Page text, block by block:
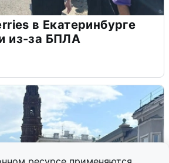
в Екатеринбурге
из-за БПЛА